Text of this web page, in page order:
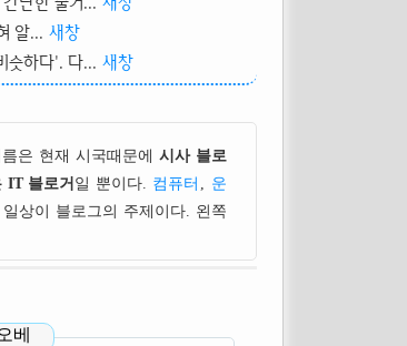
알... 새창
슷하다'. 다... 새창
은 현재 시국때문에 시사 블로
IT 블로거 일 뿐이다. 컴퓨터 , 운
상이 블로그의 주제이다. 왼쪽
베